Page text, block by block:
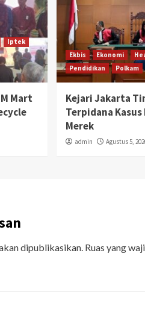
Iptek
Mart
Ekbis Ekonomi
Pendidikan
Polkam
Kejari Jakarta
Terpidana
Merek
admin Agustus 5,
dipublikasikan. Ruas yang